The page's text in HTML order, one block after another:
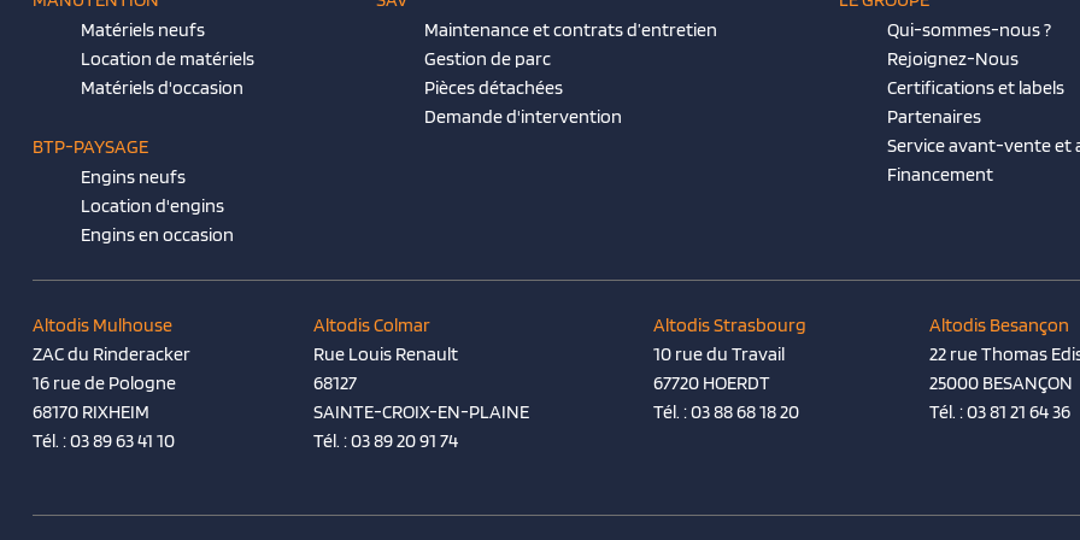
Matériels neufs
Location de matériels
Matériels d'occasion
BTP-PAYSAGE
Engins neufs
Location d'engins
Engins en occasion
Maintenance et contrats d’entretien
Gestion de parc
Pièces détachées
Demande d'intervention
Qui-sommes-nous ?
Rejoignez-Nous
Certifications et labels
Partenaires
Service avant-vente et
Financement
Altodis Mulhouse
ZAC du Rinderacker
16 rue de Pologne
68170 RIXHEIM
Tél. :03 89 63 41 10
Altodis Colmar
Rue Louis Renault
68127
SAINTE-CROIX-EN-PLAINE
Tél. :03 89 20 91 74
Altodis Strasbourg
10 rue du Travail
67720 HOERDT
Tél. :03 88 68 18 20
Altodis Besançon
22 rue Thomas
25000 BESANÇON
Tél. :03 81 21 64 36